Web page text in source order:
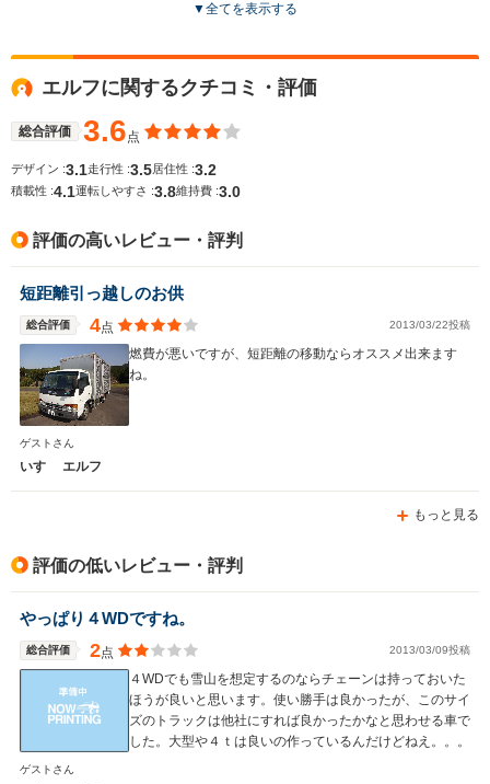
サイズ
WLTCモード
燃費
全高
-m
全幅
-m
ホイールベース
-m
2ドア
▼全てを表示する
エルフに関するクチコミ・評価
総合評価 3.6点
デザイン :3.1走行性 :3.5居住性 :3.2
積載性 :4.1運転しやすさ :3.8維持費 :3.0
評価の高いレビュー・評判
短距離引っ越しのお供
総合評価 4点 2013/03/22投稿
燃費が悪いですが、短距離の移動ならオススメ出来ます
ね。
ゲストさん
いすゞ エルフ
もっと見る
評価の低いレビュー・評判
やっぱり４WDですね。
総合評価 2点 2013/03/09投稿
４WDでも雪山を想定するのならチェーンは持っておいた
ほうが良いと思います。使い勝手は良かったが、このサイ
ズのトラックは他社にすれば良かったかなと思わせる車で
した。大型や４ｔは良いの作っているんだけどねえ。。。
ゲストさん